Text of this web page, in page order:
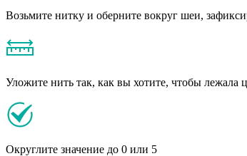
Возьмите нитку и оберните вокруг шеи,
Уложите нить так, как вы хотите, чтобы лежала
Округлите значение до 0 или 5